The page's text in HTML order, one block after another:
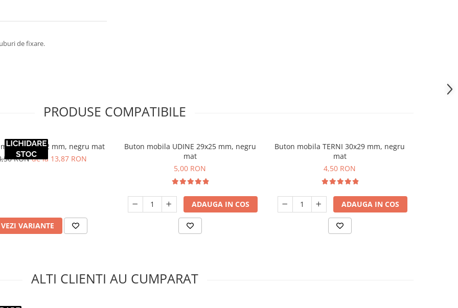
de fixare.
PRODUSE COMPATIBILE
G1 192 mm, negru mat
RONde la 13,87 RON
VEZI VARIANTE
Buton mobila UDINE 29x25 mm, negru
mat
5,00 RON
ADAUGA IN COS
Buton mobila TERNI 30x29 mm, negru
mat
4,50 RON
ADAUGA IN COS
ALTI CLIENTI AU CUMPARAT